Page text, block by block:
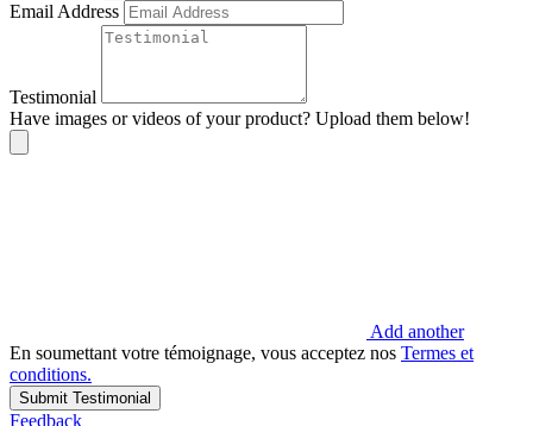
Email Address
Testimonial
Have images or videos of your product? Upload them below!
Add another
En soumettant votre témoignage, vous acceptez nos Termes et
conditions.
Submit Testimonial
Feedback